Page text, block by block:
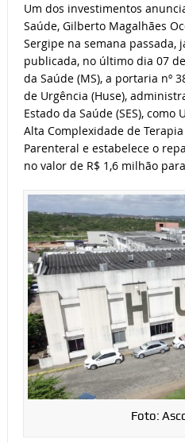
Um dos investimentos
Saúde, Gilberto Magalhães
Sergipe na semana passada,
publicada, no último dia 07
da Saúde (MS), a portaria nº
de Urgência (Huse),
Estado da Saúde (SES),
Alta Complexidade de
Parenteral e estabelece o
no valor de R$ 1,6 milhão
Foto: